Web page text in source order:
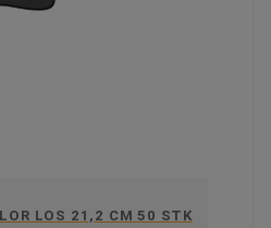
LOS 21,2 CM 50 STK